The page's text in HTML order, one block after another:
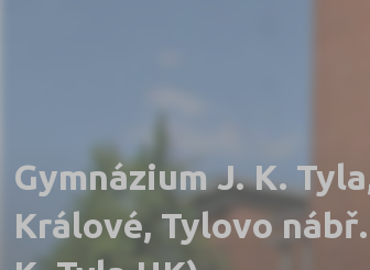
Gymnázium J. K.
Králové, Tylovo